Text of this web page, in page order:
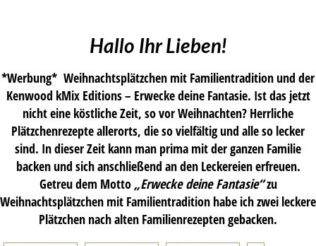
Hallo Ihr Lieben!
*Werbung* Weihnachtsplätzchen mit Familientradition und der
Kenwood kMix Editions – Erwecke deine Fantasie. Ist das jetzt
nicht eine köstliche Zeit, so vor Weihnachten? Herrliche
Plätzchenrezepte allerorts, die so vielfältig und alle so lecker
sind. In dieser Zeit kann man prima mit der ganzen Familie
backen und sich anschließend an den Leckereien erfreuen.
Getreu dem Motto „Erwecke deine Fantasie“zu
Weihnachtsplätzchen mit Familientradition habe ich zwei leckere
Plätzchen nach alten Familienrezepten gebacken.